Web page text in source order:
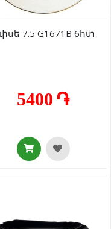
7.5 G1671B 6հտ
5400 ֏